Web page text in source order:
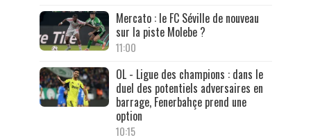
Mercato : le FC Séville de nouveau
sur la piste Molebe ?
11:00
OL - Ligue des champions : dans le
duel des potentiels adversaires en
barrage, Fenerbahçe prend une
option
10:15